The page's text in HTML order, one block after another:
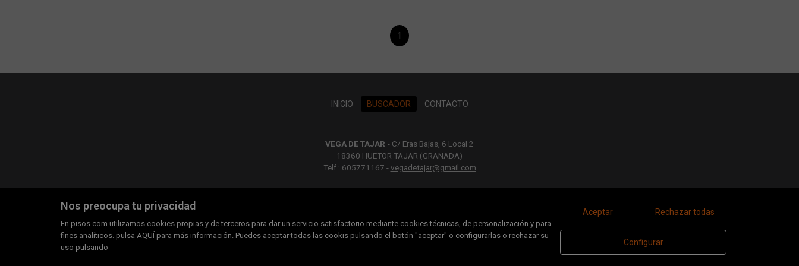
Nos preocupa tu privacidad
En pisos.com utilizamos cookies propias y de terceros para dar un servicio satisfactorio mediante cookies técnicas, de personalización y para
fines analíticos. pulsa AQUÍ para más información. Puedes aceptar todas las cookis pulsando el botón "aceptar" o configurarlas o rechazar su
uso pulsando
Aceptar Rechazar todas
Configurar
1
INICIO BUSCADOR CONTACTO
VEGA DE TAJAR - C/ Eras Bajas, 6 Local 2
18360 HUETOR TAJAR (GRANADA)
Telf.: 605771167 -vegadetajar@gmail.com